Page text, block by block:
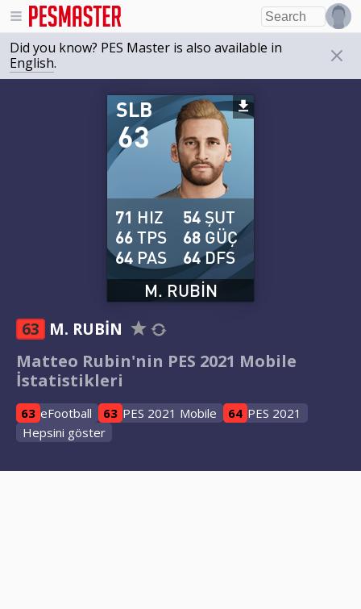
Did you know? PES Master is also available in
English.
63
SLB
M. RUBIN
71 HIZ
66TPS
64 PAS
54 ŞUT
68 GÜÇ
64DFS
63 M. RUBIN
Matteo Rubin'nin PES 2021 Mobile
İstatistikleri
63 eFootball 63 PES 2021 Mobile 64 PES 2021
Hepsini göster